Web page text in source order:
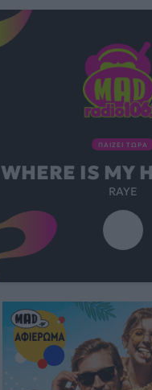
ΠΑΙΖΕΙ ΤΩΡΑ
WHERE IS MY
RAYE